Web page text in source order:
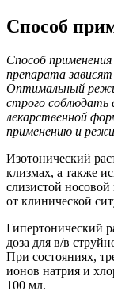
Способ
Способ
препарата
Оптимальный
строго соблюдать
лекарственной
применению и
Изотонический
клизмах, а также
слизистой
от клинической
Гипертонический
доза для в/в
При состояниях,
ионов натрия и
100 мл.